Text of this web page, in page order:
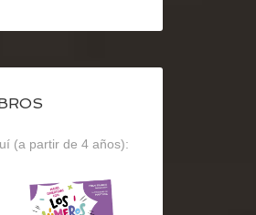
(a partir de 4 años):